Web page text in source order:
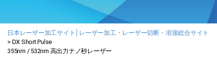
ト
│
レ
ザ
日本レーザー加工サイト│レーザー加工・レーザー切断・溶接総合サイト
> DX Short Pulse
355nm / 532nm 高出力ナノ秒レーザー